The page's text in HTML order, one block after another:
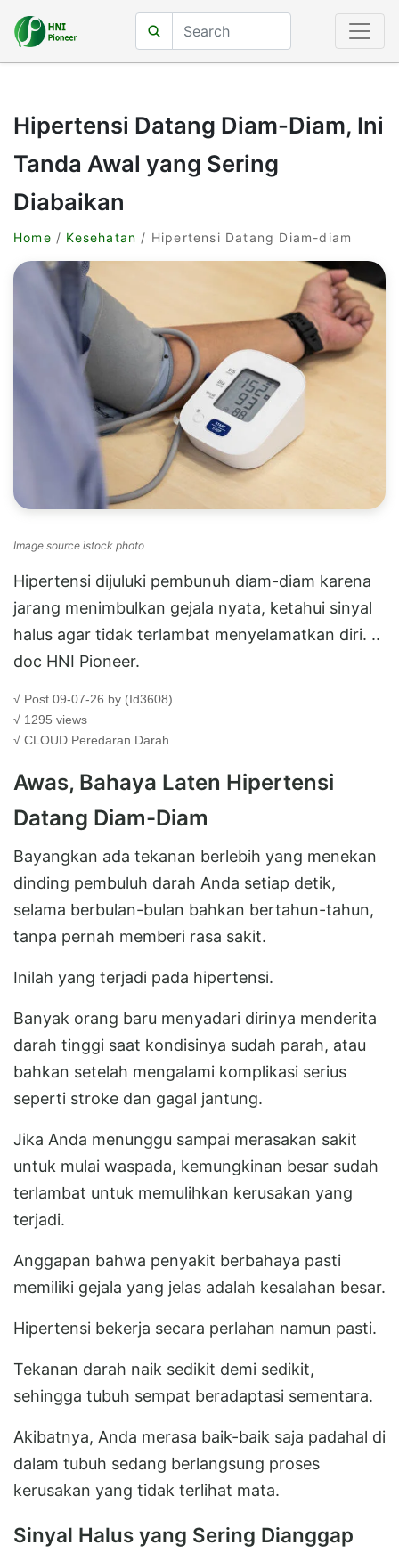
Hipertensi Datang Diam-Diam, Ini
Tanda Awal yang Sering
Diabaikan
Home / Kesehatan / Hipertensi Datang Diam-diam
Image source istock photo
Hipertensi dijuluki pembunuh diam-diam karena
jarang menimbulkan gejala nyata, ketahui sinyal
halus agar tidak terlambat menyelamatkan diri. ..
doc HNI Pioneer.
√ Post 09-07-26 by (Id3608)
√ 1295 views
√ CLOUD Peredaran Darah
Awas, Bahaya Laten Hipertensi
Datang Diam-Diam
Bayangkan ada tekanan berlebih yang menekan
dinding pembuluh darah Anda setiap detik,
selama berbulan-bulan bahkan bertahun-tahun,
tanpa pernah memberi rasa sakit.
Inilah yang terjadi pada hipertensi.
Banyak orang baru menyadari dirinya menderita
darah tinggi saat kondisinya sudah parah, atau
bahkan setelah mengalami komplikasi serius
seperti stroke dan gagal jantung.
Jika Anda menunggu sampai merasakan sakit
untuk mulai waspada, kemungkinan besar sudah
terlambat untuk memulihkan kerusakan yang
terjadi.
Anggapan bahwa penyakit berbahaya pasti
memiliki gejala yang jelas adalah kesalahan besar.
Hipertensi bekerja secara perlahan namun pasti.
Tekanan darah naik sedikit demi sedikit,
sehingga tubuh sempat beradaptasi sementara.
Akibatnya, Anda merasa baik-baik saja padahal di
dalam tubuh sedang berlangsung proses
kerusakan yang tidak terlihat mata.
Sinyal Halus yang Sering Dianggap